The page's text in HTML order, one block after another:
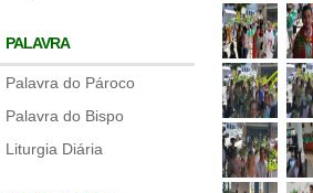
PALAVRA
Palavra do Pároco
Palavra do Bispo
Liturgia Diária